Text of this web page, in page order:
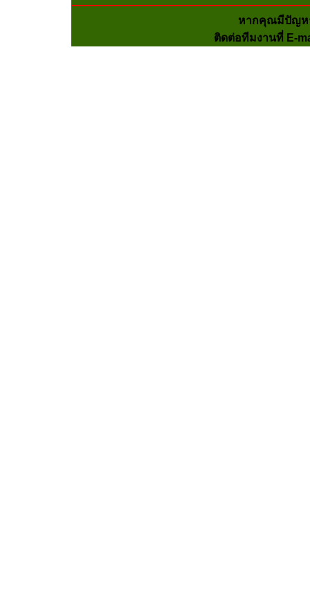
หากคุณมีปัญห
ติดต่อทีมงานที่ E-